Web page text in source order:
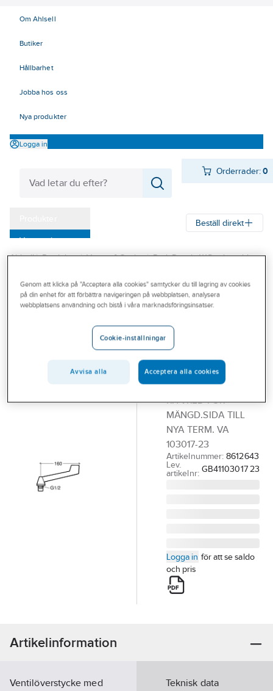
Om Ahlsell
Butiker
Hållbarhet
Jobba hos oss
Nya produkter
Logga in
Orderrader:0
Varumärken
Outlet
Branscher
Beställ direkt
Ahlsell Produkter Värme & Sanitet
Bad, Dusch, WC och möbler
Reservdelar blandare
Reservdelar Gustavsberg termostatblandare
Spakvred RH
för mängdvred
termostat,
Gustavsberg
RH-VRED FÖR
MÄNGD.SIDA TILL
NYA TERM. VA
103017-23
Artikelnummer: 8612643
Lev.
artikelnr: GB41103017 23
Logga in för att se saldo
och pris
Artikelinformation
Ventilöverstycke med
Teknisk data
Genom att klicka på "Acceptera alla cookies" samtycker du till lagring av cookies
på din enhet för att förbättra navigeringen på webbplatsen, analysera
webbplatsens användning och bistå i våra marknadsföringsinsatser.
Cookie-inställningar
Avvisa alla Acceptera alla cookies